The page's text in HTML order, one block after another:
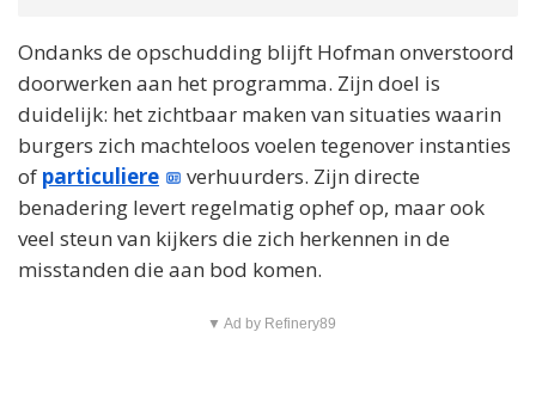
Ondanks de opschudding blijft Hofman onverstoord
doorwerken aan het programma. Zijn doel is
duidelijk: het zichtbaar maken van situaties waarin
burgers zich machteloos voelen tegenover instanties
of particuliere
verhuurders. Zijn directe
benadering levert regelmatig ophef op, maar ook
veel steun van kijkers die zich herkennen in de
misstanden die aan bod komen.
▼ Ad by Refinery89